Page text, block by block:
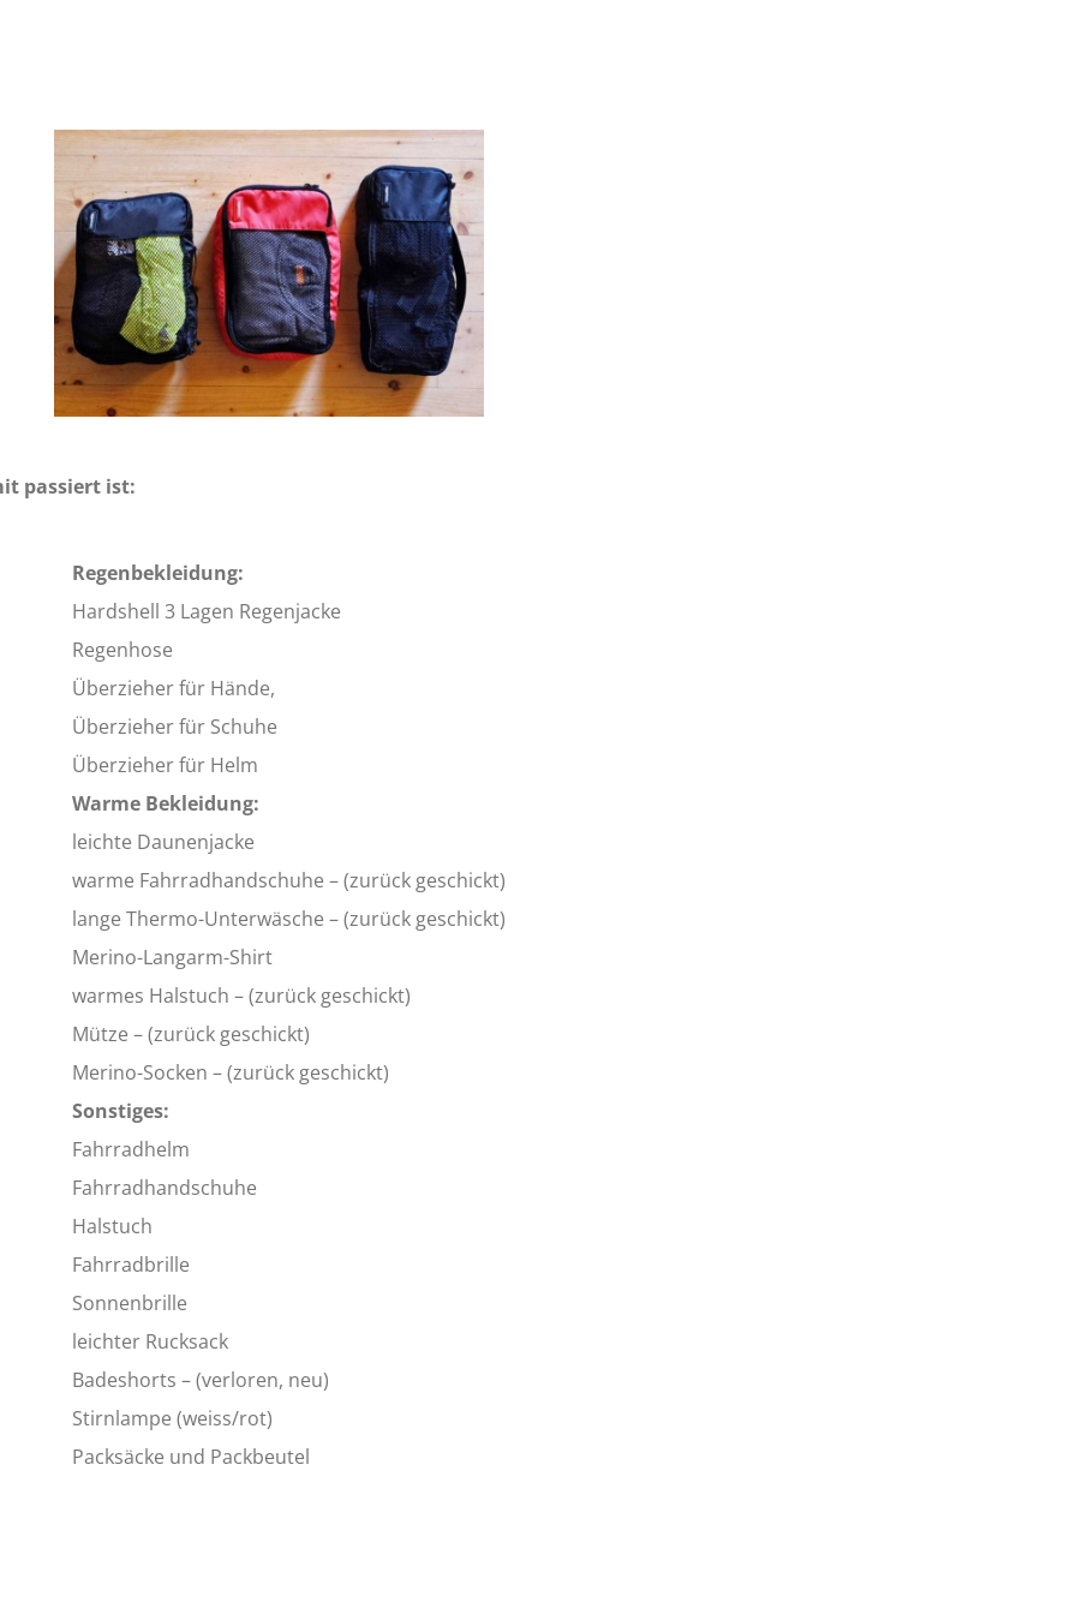
passiert ist:
Regenbekleidung:
Hardshell 3 Lagen Regenjacke
Regenhose
Überzieher für Hände,
Überzieher für Schuhe
Überzieher für Helm
Warme Bekleidung:
leichte Daunenjacke
warme Fahrradhandschuhe – (zurück geschickt)
lange Thermo-Unterwäsche – (zurück geschickt)
Merino-Langarm-Shirt
warmes Halstuch – (zurück geschickt)
Mütze – (zurück geschickt)
Merino-Socken – (zurück geschickt)
Sonstiges:
Fahrradhelm
Fahrradhandschuhe
Halstuch
Fahrradbrille
Sonnenbrille
leichter Rucksack
Badeshorts – (verloren, neu)
Stirnlampe (weiss/rot)
Packsäcke und Packbeutel